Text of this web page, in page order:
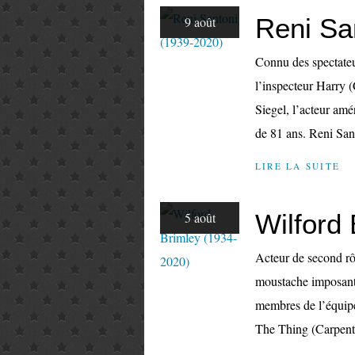
9 août Reni
Connu des
l’inspecteur Harry
Siegel, l’acteur
de 81 ans. Reni
LIRE LA SUITE
5 août Wilford
Acteur de second
moustache
membres de
The Thing